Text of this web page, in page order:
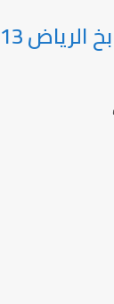
0538144013